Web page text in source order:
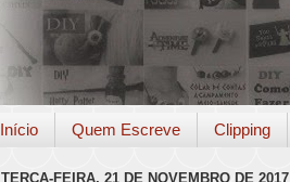
Início Quem Escreve Clipping
TERÇA-FEIRA, 21 DE NOVEMBRO DE 2017